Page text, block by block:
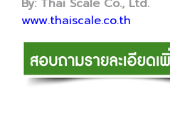
By: Thai Scale Co., Ltd.
www.thaiscale.co.th